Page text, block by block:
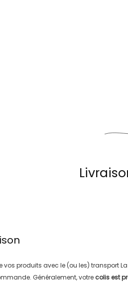
vos produits avec le (ou les) transport
Généralement, votre colis est